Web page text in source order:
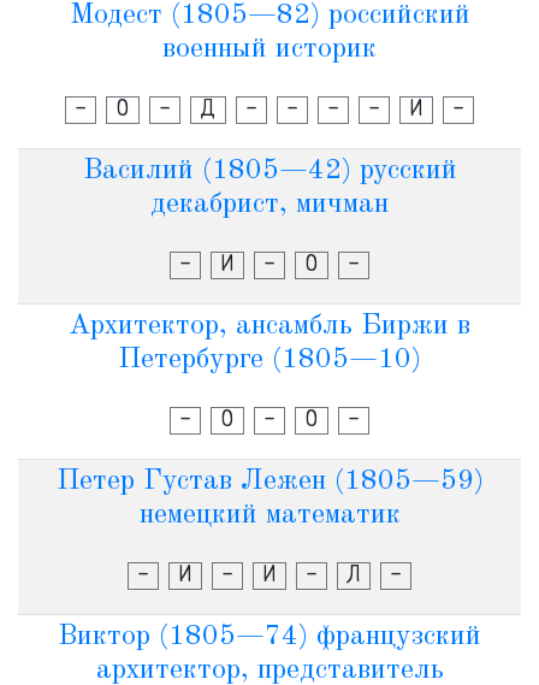
Модест (1805—82) российский
военный историк
- О - Д - - - - И -
Василий (1805—42) русский
декабрист, мичман
- И - О -
Архитектор, ансамбль Биржи в
Петербурге (1805—10)
- О - О -
Петер Густав Лежен (1805—59)
немецкий математик
- И - И - Л -
Виктор (1805—74) французский
архитектор, представитель